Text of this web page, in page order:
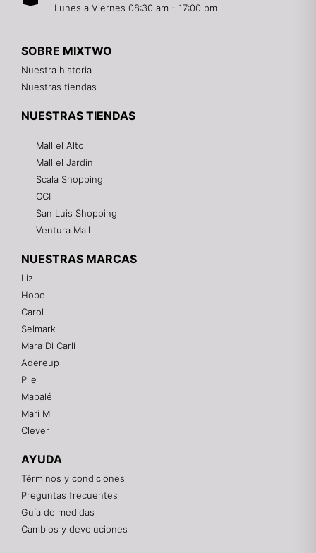
Lunes a Viernes 08:30 am - 17:00 pm
SOBRE MIXTWO
Nuestra historia
Nuestras tiendas
NUESTRAS TIENDAS
Mall el Alto
Mall el Jardin
Scala Shopping
CCI
San Luis Shopping
Ventura Mall
NUESTRAS MARCAS
Liz
Hope
Carol
Selmark
Mara Di Carli
Adereup
Plie
Mapalé
Mari M
Clever
AYUDA
Términos y condiciones
Preguntas frecuentes
Guía de medidas
Cambios y devoluciones
¡Hola! 👋
Gracias por visitarnos. Te asesoramos
personalmente con tu compra: tallas, envíos y
pagos.
Recuerda: 10% de descuento en tu primera compra
Contáctanos por el canal que prefieras 💕
WhatsApp